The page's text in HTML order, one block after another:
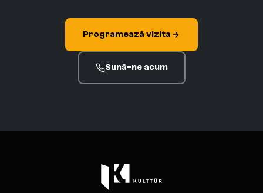
Programează vizita
Sună-ne acum